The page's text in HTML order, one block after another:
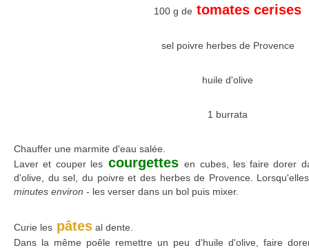
100 g de tomates cerises
sel poivre herbes de Provence
huile d'olive
1 burrata
Chauffer une marmite d'eau salée.
Laver et couper lescourgettesen cubes, les faire dorer
d'olive, du sel, du poivre et des herbes de Provence.
minutes environ - les verser dans un bol puis mixer.
Curie les pâtes al dente.
Dans la même poêle remettre un peu d'huile d'olive, faire